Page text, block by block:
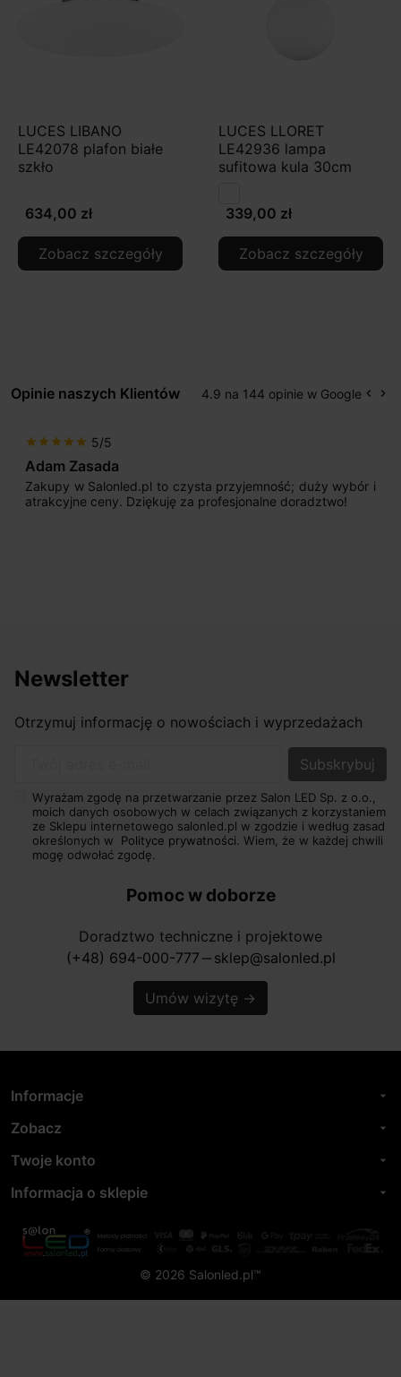
LUCES LIBANO
LE42078 plafon białe
szkło
634,00 zł
Zobacz szczegóły
LUCES LLORET
LE42936 lampa
sufitowa kula 30cm
339,00 zł
Zobacz szczegóły
Opinie naszych Klientów 4.9 na 144 opinie w Google keyboard_arrow_left keyboard_arrow_right
star star star star star 5/5
Adam Zasada
Zakupy w Salonled.pl to czysta przyjemność; duży wybór i
atrakcyjne ceny. Dziękuję za profesjonalne doradztwo!
Newsletter
Otrzymuj informację o nowościach i wyprzedażach
Wyrażam zgodę na przetwarzanie przez Salon LED Sp. z o.o.,
moich danych osobowych w celach związanych z korzystaniem
ze Sklepu internetowego salonled.pl w zgodzie i według zasad
określonych w Polityce prywatności. Wiem, że w każdej chwili
mogę odwołać zgodę.
Pomoc w doborze
Doradztwo techniczne i projektowe
(+48) 694-000-777 horizontal_rule sklep@salonled.pl
Umów wizytę →
Informacje arrow_drop_down
Zobacz arrow_drop_down
Twoje konto arrow_drop_down
Informacja o sklepie arrow_drop_down
© 2026 Salonled.pl™